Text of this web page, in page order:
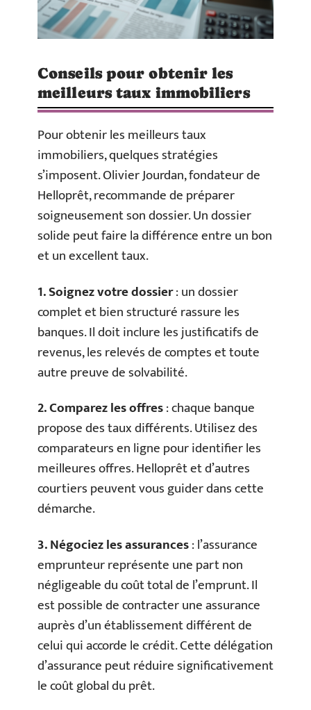
Conseils pour obtenir les
meilleurs taux immobiliers
Pour obtenir les meilleurs taux
immobiliers, quelques stratégies
s’imposent. Olivier Jourdan, fondateur de
Helloprêt, recommande de préparer
soigneusement son dossier. Un dossier
solide peut faire la différence entre un bon
et un excellent taux.
1. Soignez votre dossier: un dossier
complet et bien structuré rassure les
banques. Il doit inclure les justificatifs de
revenus, les relevés de comptes et toute
autre preuve de solvabilité.
2. Comparez les offres: chaque banque
propose des taux différents. Utilisez des
comparateurs en ligne pour identifier les
meilleures offres. Helloprêt et d’autres
courtiers peuvent vous guider dans cette
démarche.
3. Négociez les assurances: l’assurance
emprunteur représente une part non
négligeable du coût total de l’emprunt. Il
est possible de contracter une assurance
auprès d’un établissement différent de
celui qui accorde le crédit. Cette délégation
d’assurance peut réduire significativement
le coût global du prêt.